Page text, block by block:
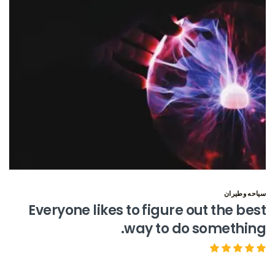
سياحه وطيران
Everyone likes to figure out the best
way to do something.